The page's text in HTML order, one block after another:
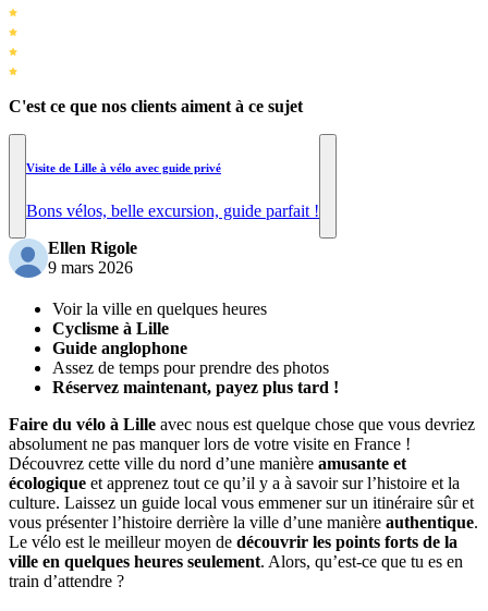
C'est ce que nos clients aiment à ce sujet
Visite de Lille à vélo avec guide privé
Bons vélos, belle excursion, guide parfait !
Ellen Rigole
9 mars 2026
Voir la ville en quelques heures
Cyclisme à Lille
Guide anglophone
Assez de temps pour prendre des photos
Réservez maintenant, payez plus tard !
Faire du vélo à Lille avec nous est quelque chose que vous devriez
absolument ne pas manquer lors de votre visite en France !
Découvrez cette ville du nord d’une manière amusante et
écologique et apprenez tout ce qu’il y a à savoir sur l’histoire et la
culture. Laissez un guide local vous emmener sur un itinéraire sûr et
vous présenter l’histoire derrière la ville d’une manière authentique.
Le vélo est le meilleur moyen de découvrir les points forts de la
ville en quelques heures seulement. Alors, qu’est-ce que tu es en
train d’attendre ?